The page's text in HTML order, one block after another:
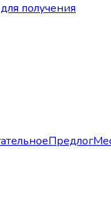
получения
Предлог